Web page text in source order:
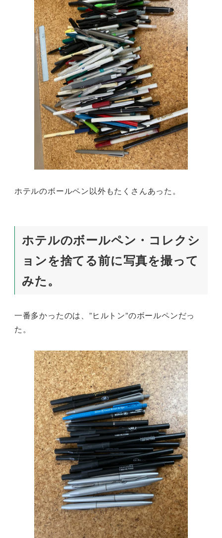
ホテルのボールペン以外もたくさんあった。
ホテルのボールペン・コレクシ
ョンを捨てる前に写真を撮って
みた。
一番多かったのは、”ヒルトン”のボールペンだっ
た。